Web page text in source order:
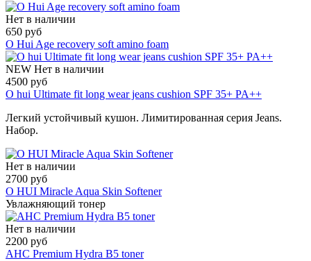
Нет в наличии
650 руб
O Hui Age recovery soft amino foam
NEW Нет в наличии
4500 руб
O hui Ultimate fit long wear jeans cushion SPF 35+ PA++
Легкий устойчивый кушон. Лимитированная серия Jeans.
Набор.
Нет в наличии
2700 руб
O HUI Miracle Aqua Skin Softener
Увлажняющий тонер
Нет в наличии
2200 руб
AHC Premium Hydra B5 toner